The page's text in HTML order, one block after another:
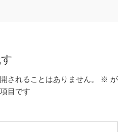
されることはありません。 ※ が
目です